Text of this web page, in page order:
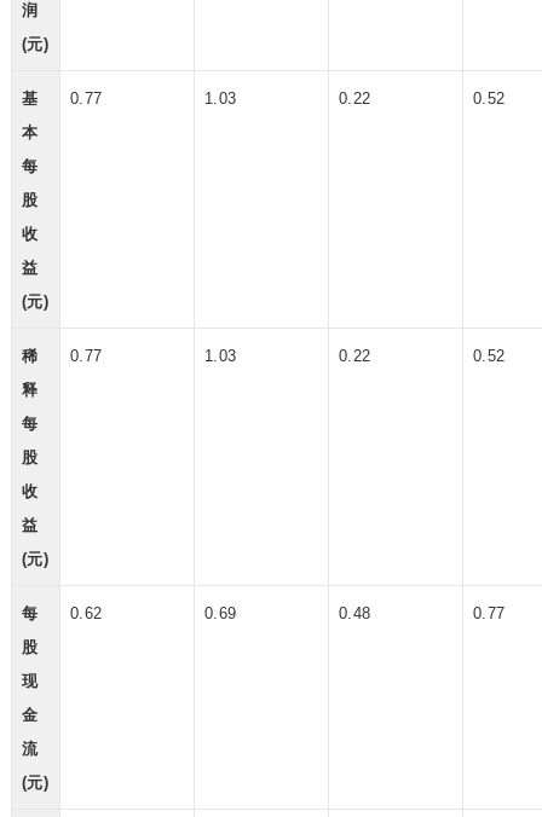
润
(元)
基
本
每
股
收
益
(元)
0.77 1.03 0.22 0.52
稀
释
每
股
收
益
(元)
0.77 1.03 0.22 0.52
每
股
现
金
流
(元)
0.62 0.69 0.48 0.77